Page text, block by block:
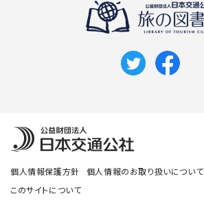
個人情報保護方針 個人情報のお取り扱いについて
このサイトについて